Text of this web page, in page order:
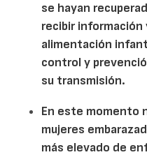
se hayan
recibir
alimentación
controly prevenció
su transmisión.
En este momento
mujeres
más elevado de